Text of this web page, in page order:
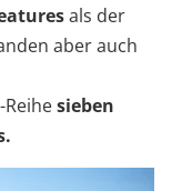
als der
aber auch
sieben